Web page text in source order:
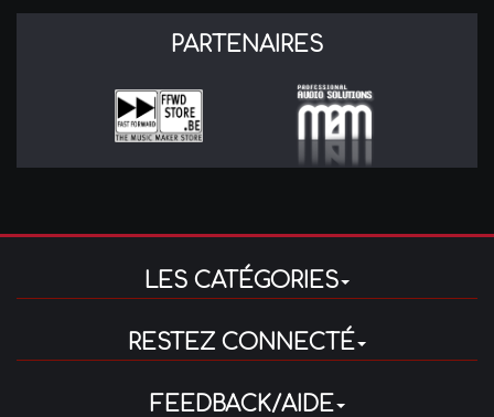
PARTENAIRES
LES CATÉGORIES
RESTEZ CONNECTÉ
FEEDBACK/AIDE